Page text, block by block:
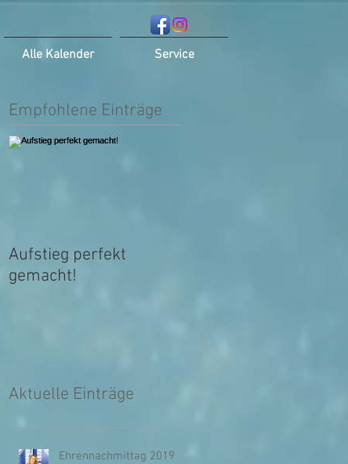
Alle Kalender Service
Empfohlene Einträge
Aufstieg perfekt
gemacht!
Aktuelle Einträge
Ehrennachmittag 2019